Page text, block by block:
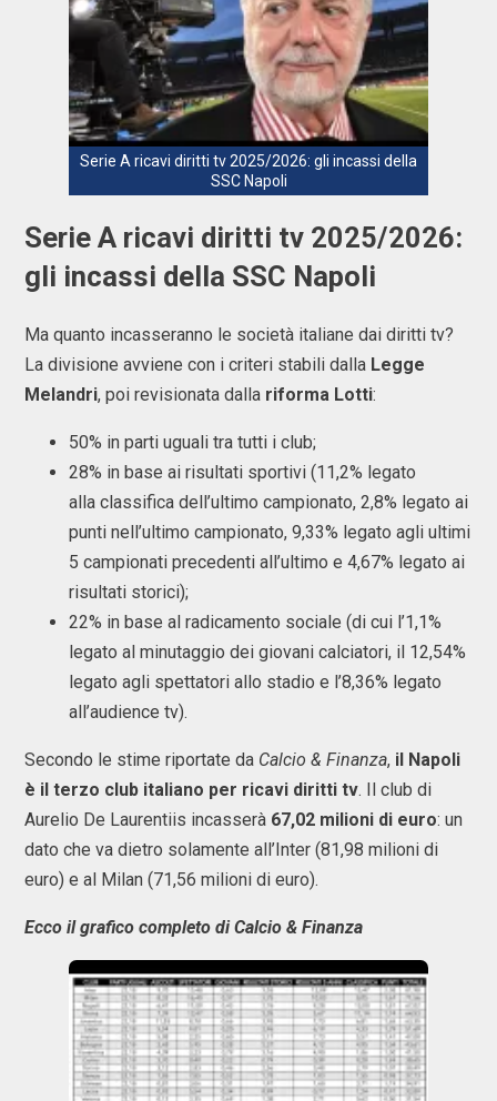
Serie A ricavi diritti tv 2025/2026: gli incassi della
SSC Napoli
Serie A ricavi diritti tv 2025/2026:
gli incassi della SSC Napoli
Ma quanto incasseranno le società italiane dai diritti tv?
La divisione avviene con i criteri stabili dalla Legge
Melandri, poi revisionata dalla riforma Lotti:
50% in parti uguali tra tutti i club;
28% in base ai risultati sportivi (11,2% legato
alla classifica dell’ultimo campionato, 2,8% legato ai
punti nell’ultimo campionato, 9,33% legato agli ultimi
5 campionati precedenti all’ultimo e 4,67% legato ai
risultati storici);
22% in base al radicamento sociale (di cui l’1,1%
legato al minutaggio dei giovani calciatori, il 12,54%
legato agli spettatori allo stadio e l’8,36% legato
all’audience tv).
Secondo le stime riportate da Calcio & Finanza, il Napoli
è il terzo club italiano per ricavi diritti tv. Il club di
Aurelio De Laurentiis incasserà 67,02 milioni di euro: un
dato che va dietro solamente all’Inter (81,98 milioni di
euro) e al Milan (71,56 milioni di euro).
Ecco il grafico completo di Calcio & Finanza